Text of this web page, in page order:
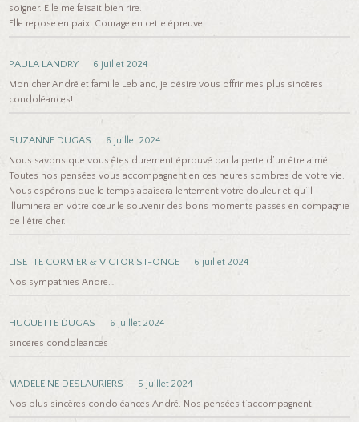
soigner. Elle me faisait bien rire.
Elle repose en paix. Courage en cette épreuve
PAULA LANDRY
6 juillet 2024
Mon cher André et famille Leblanc, je désire vous offrir mes plus sincères
condoléances!
SUZANNE DUGAS
6 juillet 2024
Nous savons que vous êtes durement éprouvé par la perte d’un être aimé.
Toutes nos pensées vous accompagnent en ces heures sombres de votre vie.
Nous espérons que le temps apaisera lentement votre douleur et qu’il
illuminera en votre cœur le souvenir des bons moments passés en compagnie
de l’être cher.
LISETTE CORMIER & VICTOR ST-ONGE
6 juillet 2024
Nos sympathies André…
HUGUETTE DUGAS
6 juillet 2024
sincères condoléances
MADELEINE DESLAURIERS
5 juillet 2024
Nos plus sincères condoléances André. Nos pensées t’accompagnent.